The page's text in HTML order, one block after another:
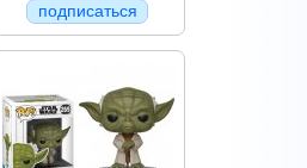
подписаться